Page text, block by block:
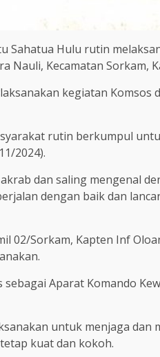
Sahatua Hulu rutin
Nauli, Kecamatan Sorkam,
kegiatan Komsos
rutin berkumpul
2024).
dan saling mengenal
dengan baik dan
02/Sorkam, Kapten Inf
Aparat Komando
untuk menjaga dan
kuat dan kokoh.